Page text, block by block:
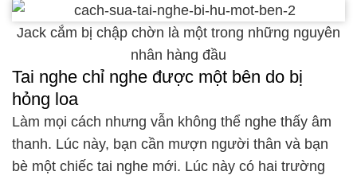
Jack cắm bị chập chờn là một trong những nguyên
nhân hàng đầu
Tai nghe chỉ nghe được một bên do bị
hỏng loa
Làm mọi cách nhưng vẫn không thể nghe thấy âm
thanh. Lúc này, bạn cần mượn người thân và bạn
bè một chiếc tai nghe mới. Lúc này có hai trường